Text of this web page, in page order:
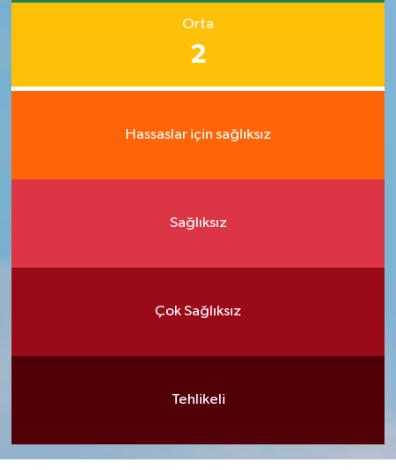
Orta
2
Hassaslar için sağlıksız
Sağlıksız
Çok Sağlıksız
Tehlikeli